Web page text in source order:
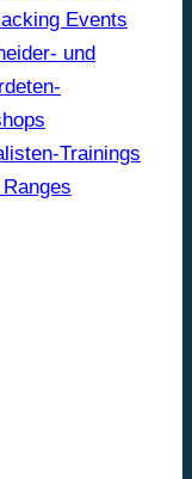
Events
und
Trainings